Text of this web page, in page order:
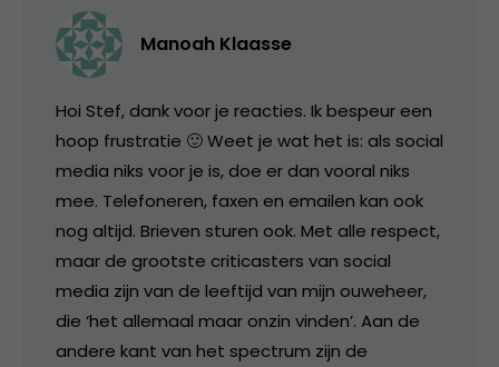
Manoah Klaasse
Hoi Stef, dank voor je reacties. Ik bespeur een
hoop frustratie 🙂 Weet je wat het is: als social
media niks voor je is, doe er dan vooral niks
mee. Telefoneren, faxen en emailen kan ook
nog altijd. Brieven sturen ook. Met alle respect,
maar de grootste criticasters van social
media zijn van de leeftijd van mijn ouweheer,
die ‘het allemaal maar onzin vinden’. Aan de
andere kant van het spectrum zijn de